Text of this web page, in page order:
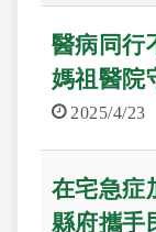
醫病同行
媽祖醫院
2025/4/23
在宅急症
縣府攜手